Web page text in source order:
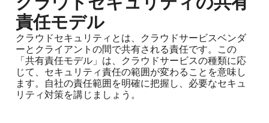
責任モデル
クラウドセキュリティとは、クラウドサービスベンダ
ーとクライアントの間で共有される責任です。この
「共有責任モデル」は、クラウドサービスの種類に応
じて、セキュリティ責任の範囲が変わることを意味し
ます。自社の責任範囲を明確に把握し、必要なセキュ
リティ対策を講じましょう。